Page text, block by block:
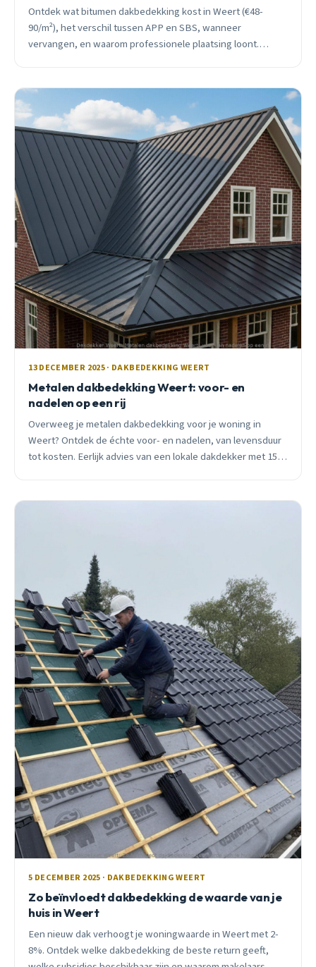
Ontdek wat bitumen dakbedekking kost in Weert (€48-
90/m²), het verschil tussen APP en SBS, wanneer
vervangen, en waarom professionele plaatsing loont.
13 DECEMBER 2025 · DAKBEDEKKING WEERT
Metalen dakbedekking Weert: voor- en
nadelen op een rij
Overweeg je metalen dakbedekking voor je woning in
Weert? Ontdek de échte voor- en nadelen, van levensduur
tot kosten. Eerlijk advies van een lokale dakdekker met 15+
5 DECEMBER 2025 · DAKBEDEKKING WEERT
Zo beïnvloedt dakbedekking de waarde van je
huis in Weert
Een nieuw dak verhoogt je woningwaarde in Weert met 2-
8%. Ontdek welke dakbedekking de beste return geeft,